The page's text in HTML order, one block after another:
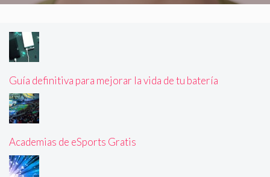
Guía definitiva para mejorar la vida de tu batería
Academias de eSports Gratis